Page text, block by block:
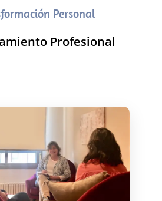
Personal
Profesional